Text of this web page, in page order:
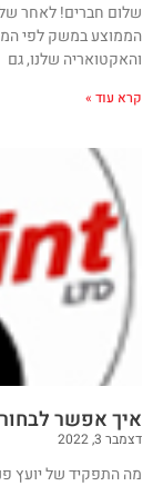
שלום חברים! לאחר
והאקטואריה שלנו, גם
קרא עוד »
איך אפשר לבחור
דצמבר 3, 2022
מה התפקיד של יועץ